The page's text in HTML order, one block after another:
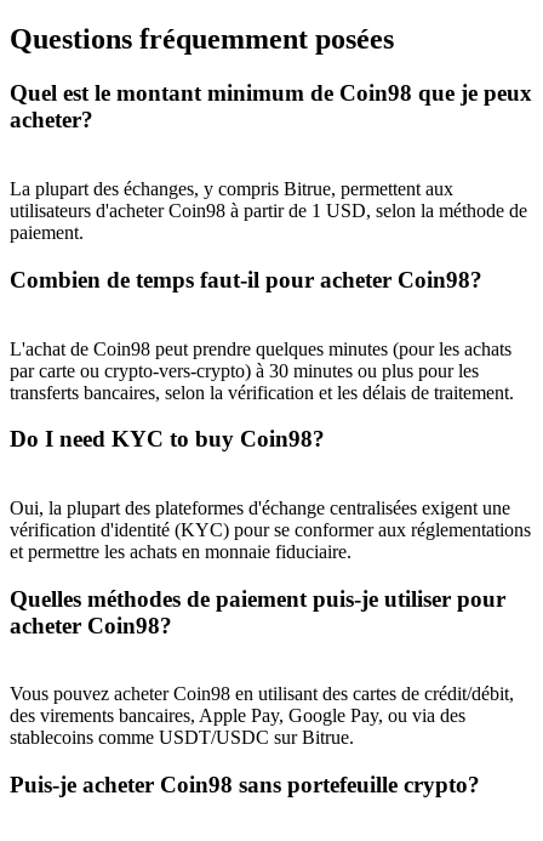
Questions fréquemment posées
Quel est le montant minimum de Coin98 que je peux
acheter?
La plupart des échanges, y compris Bitrue, permettent aux
utilisateurs d'acheter Coin98 à partir de 1 USD, selon la méthode de
paiement.
Combien de temps faut-il pour acheter Coin98?
L'achat de Coin98 peut prendre quelques minutes (pour les achats
par carte ou crypto-vers-crypto) à 30 minutes ou plus pour les
transferts bancaires, selon la vérification et les délais de traitement.
Do I need KYC to buy Coin98?
Oui, la plupart des plateformes d'échange centralisées exigent une
vérification d'identité (KYC) pour se conformer aux réglementations
et permettre les achats en monnaie fiduciaire.
Quelles méthodes de paiement puis-je utiliser pour
acheter Coin98?
Vous pouvez acheter Coin98 en utilisant des cartes de crédit/débit,
des virements bancaires, Apple Pay, Google Pay, ou via des
stablecoins comme USDT/USDC sur Bitrue.
Puis-je acheter Coin98 sans portefeuille crypto?